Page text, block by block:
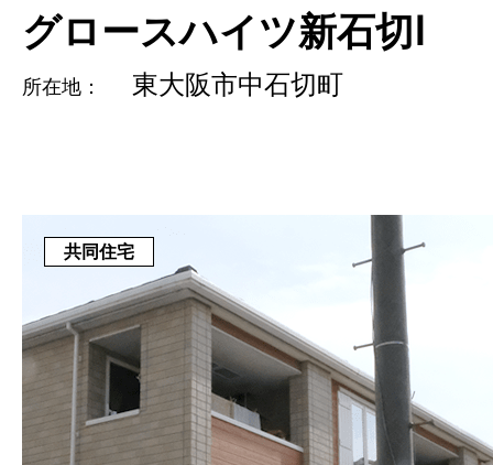
グロースハイツ新石切Ⅰ
所在地： 東大阪市中石切町
共同住宅